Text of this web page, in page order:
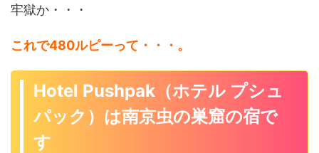
牢獄か・・・
これで480ルピーって・・・。
Hotel Pushpak（ホテル プシュ
パック）は南京虫の巣窟の宿で
す